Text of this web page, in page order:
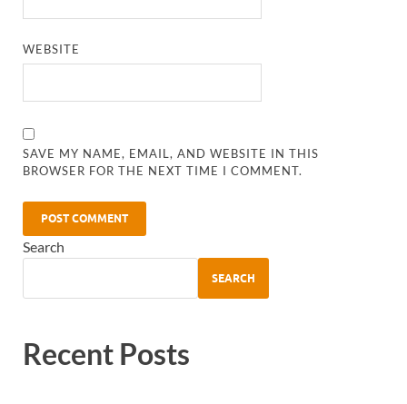
WEBSITE
SAVE MY NAME, EMAIL, AND WEBSITE IN THIS
BROWSER FOR THE NEXT TIME I COMMENT.
Search
SEARCH
Recent Posts